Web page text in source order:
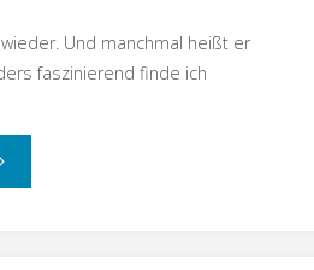
wieder. Und manchmal heißt er
faszinierend finde ich